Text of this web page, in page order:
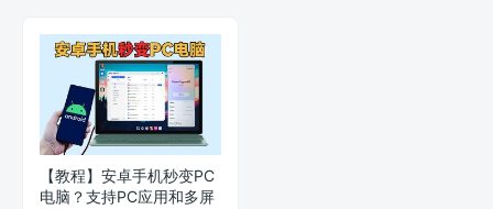
【教程】安卓手机秒变PC
电脑？支持PC应用和多屏